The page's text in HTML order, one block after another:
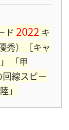
ド 2022 キ
秀）［キャ
「甲
線スピー
」